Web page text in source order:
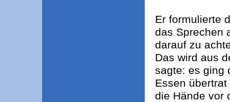
Er formulierte
das Sprechen
darauf zu
Das wird aus
sagte: es ging
Essen
die Hände vor